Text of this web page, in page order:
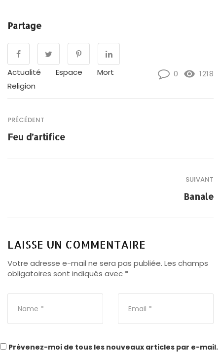
Partage
Actualité Espace
Mort
Religion
0 1218
PRÉCÉDENT
Feu d’artifice
SUIVANT
Banale
LAISSE UN COMMENTAIRE
Votre adresse e-mail ne sera pas publiée. Les champs
obligatoires sont indiqués avec *
Prévenez-moi de tous les nouveaux articles par e-mail.